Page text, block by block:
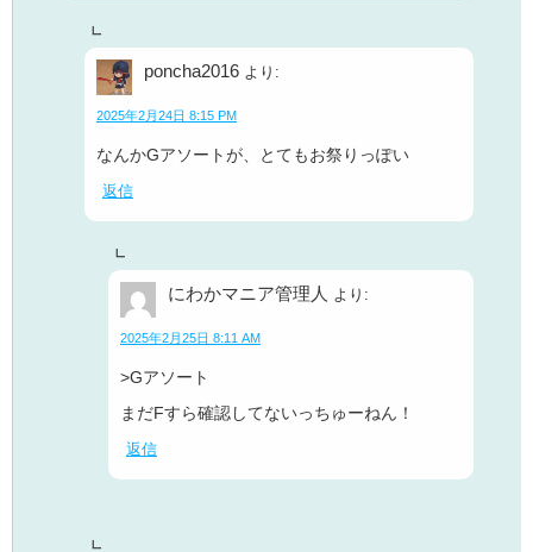
poncha2016 より:
2025年2月24日 8:15 PM
なんかGアソートが、とてもお祭りっぽい
返信
にわかマニア管理人 より:
2025年2月25日 8:11 AM
>Gアソート
まだFすら確認してないっちゅーねん！
返信